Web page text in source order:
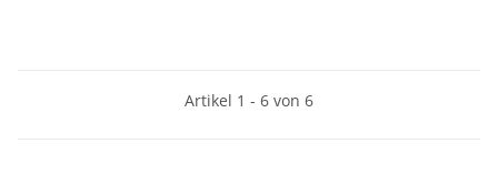
Artikel 1 - 6 von 6